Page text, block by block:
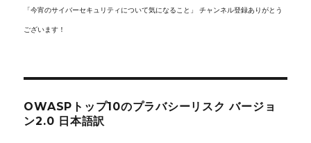
「今宵のサイバーセキュリティについて気になること」 チャンネル登録ありがとう
ございます！
OWASPトップ10のプラバシーリスク バージョ
ン2.0 日本語訳